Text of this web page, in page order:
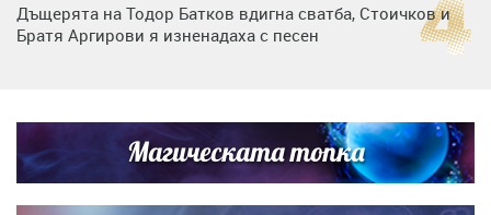
Дъщерята на Тодор Батков вдигна сватба, Стоичков и
Братя Аргирови я изненадаха с песен
Списъкът е ясен: Джей Ло и Риана във ВИП гостите на
сватбата на Роналдо
Магическата топка